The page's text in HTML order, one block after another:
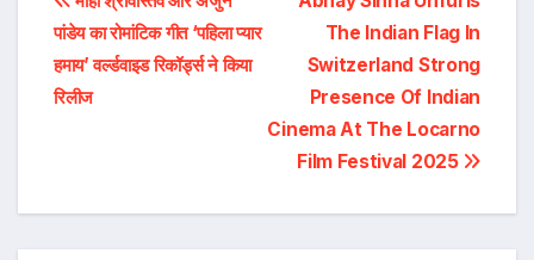
navigation
The Indian Flag In
Switzerland Strong
Presence Of Indian
Cinema At The Locarno
Film Festival 2025
पांडेय का रोमांटिक गीत ‘पहिला प्यार
हमाय’ वर्ल्डवाइड रिकॉर्ड्स ने किया
रिलीज